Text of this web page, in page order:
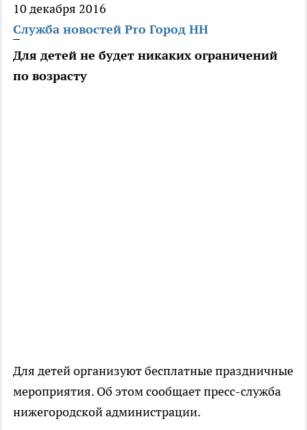
10 декабря 2016
Служба новостей Pro Город НН
Для детей не будет никаких ограничений
по возрасту
Для детей организуют бесплатные праздничные
мероприятия. Об этом сообщает пресс-служба
нижегородской администрации.